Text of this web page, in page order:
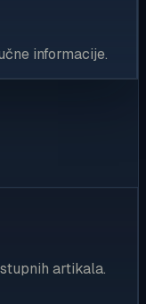
informacije.
artikala.